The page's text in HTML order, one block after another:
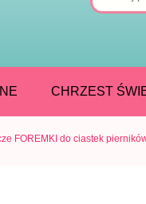
CHRZEST
FOREMKI do ciastek